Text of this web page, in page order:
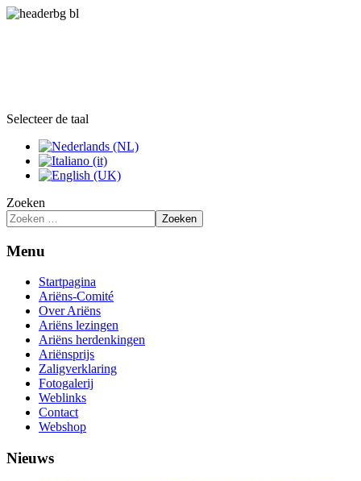
Selecteer de taal
Zoeken
Zoeken
Menu
Startpagina
Ariëns-Comité
Over Ariëns
Ariëns lezingen
Ariëns herdenkingen
Ariënsprijs
Zaligverklaring
Fotogalerij
Weblinks
Contact
Webshop
Nieuws